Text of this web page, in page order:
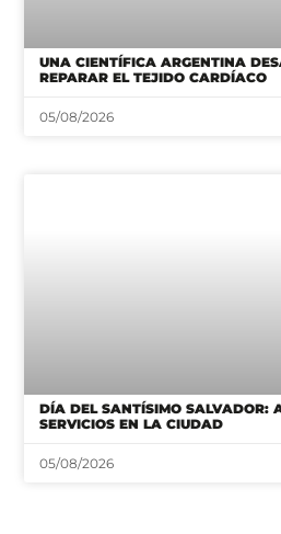
UNA CIENTÍFICA ARGENTINA
REPARAR EL TEJIDO CARDÍACO
05/08/2026
DÍA DEL SANTÍSIMO SALVADOR:
SERVICIOS EN LA CIUDAD
05/08/2026